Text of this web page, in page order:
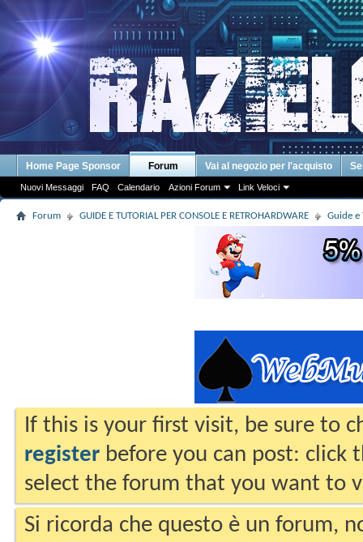
Home Page Sponsor Forum
Nuovi Messaggi FAQ Calendario Azioni Forum Link Veloci
Vai al negozio per l'acquisto
Forum GUIDE E TUTORIAL PER CONSOLE E RETROHARDWARE Guide e
If this is your first visit, be sure to
register before you can post: click
select the forum that you want to
Si ricorda che questo è un forum,